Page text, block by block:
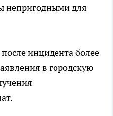
непригодными для
инцидента более
в городскую